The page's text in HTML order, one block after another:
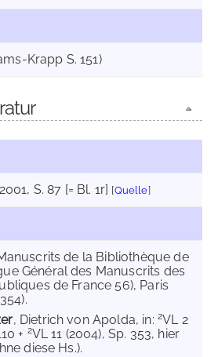
Krapp S. 151)
2001, S. 87 [= Bl. 1r] [Quelle]
de la Bibliothèque de
Général des Manuscrits des
de France 56), Paris
, Dietrich von Apolda, in: 2VL 2
+ 2VL 11 (2004), Sp. 353, hier
diese Hs.).